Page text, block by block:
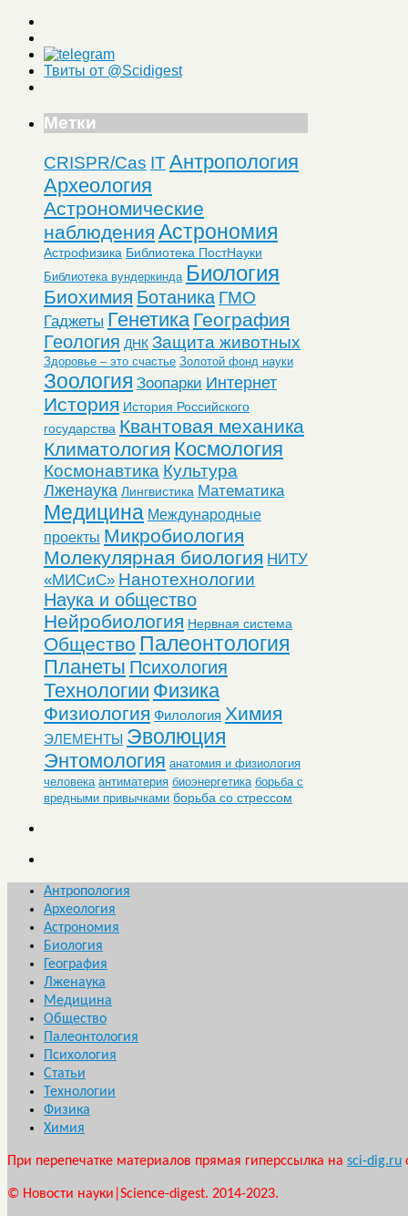
Твиты от @Scidigest
Метки
CRISPR/Cas ITАнтропология
Археология
Астрономические
наблюдения Астрономия
Астрофизика Библиотека ПостНауки
Библиотека вундеркинда Биология
Биохимия Ботаника ГМО
Гаджеты Генетика География
Геология ДНК Защита животных
Здоровье – это счастье Золотой фонд науки
Зоология Зоопарки Интернет
История История Российского
государства Квантовая механика
Климатология Космология
Космонавтика Культура
Лженаука Лингвистика Математика
Медицина Международные
проекты Микробиология
Молекулярная биология НИТУ
«МИСиС» Нанотехнологии
Наука и общество
Нейробиология Нервная система
Общество Палеонтология
Планеты Психология
Технологии Физика
Физиология Филология Химия
ЭЛЕМЕНТЫ Эволюция
Энтомология анатомия и физиология
человека антиматерия биоэнергетика борьба с
вредными привычками борьба со стрессом
Антропология
Археология
Астрономия
Биология
География
Лженаука
Медицина
Общество
Палеонтология
Психология
Статьи
Технологии
Физика
Химия
При перепечатке материалов прямая гиперссылка на sci-dig.ru
© Новости науки|Science-digest. 2014-2023.